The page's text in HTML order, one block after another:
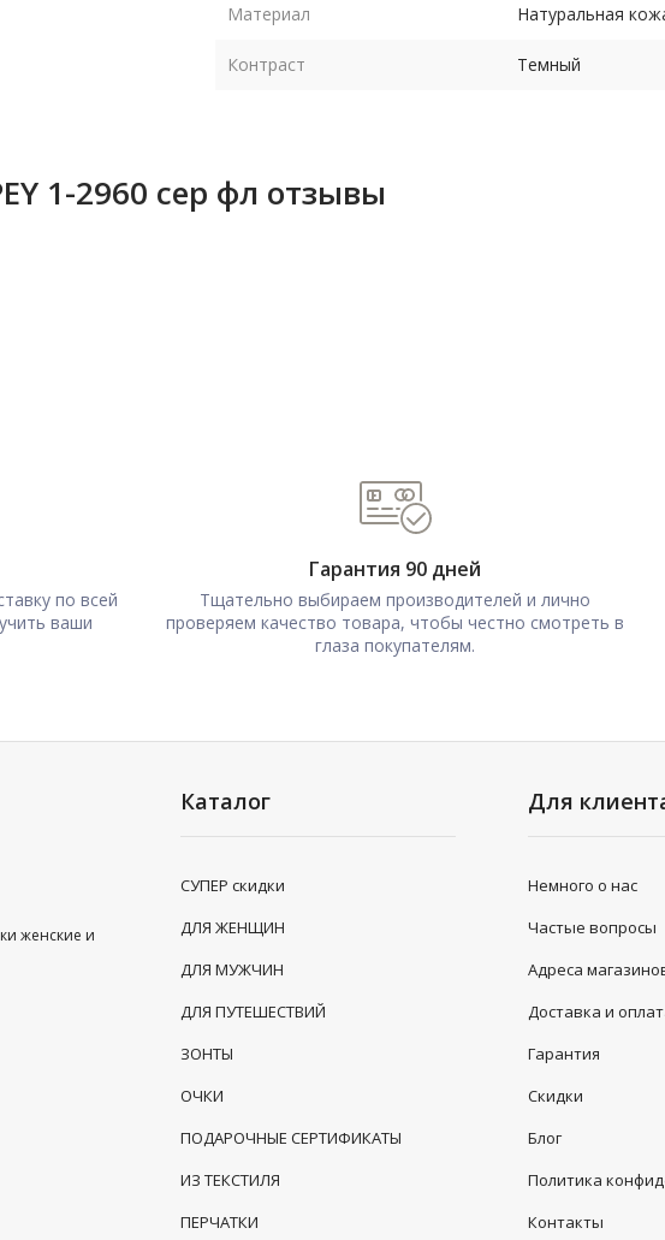
Материал Натуральная
Контраст Темный
1-2960 сер фл отзывы
по всей
ваши
Гарантия 90 дней
Тщательно выбираем производителей и лично
проверяем качество товара, чтобы честно смотреть в
глаза покупателям.
женские и
Каталог
СУПЕР скидки
ДЛЯ ЖЕНЩИН
ДЛЯ МУЖЧИН
ДЛЯ ПУТЕШЕСТВИЙ
ЗОНТЫ
ОЧКИ
ПОДАРОЧНЫЕ СЕРТИФИКАТЫ
ИЗ ТЕКСТИЛЯ
ПЕРЧАТКИ
Для
Немного о нас
Частые вопросы
Адреса
Доставка и
Гарантия
Скидки
Блог
Политика
Контакты